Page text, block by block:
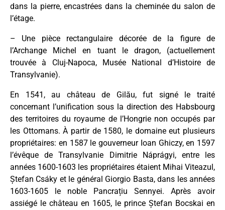
dans la pierre, encastrées dans la cheminée du salon de
l’étage.
– Une pièce rectangulaire décorée de la figure de
l’Archange Michel en tuant le dragon, (actuellement
trouvée à Cluj-Napoca, Musée National d’Histoire de
Transylvanie).
En 1541, au château de Gilău, fut signé le traité
concernant l’unification sous la direction des Habsbourg
des territoires du royaume de l’Hongrie non occupés par
les Ottomans. À partir de 1580, le domaine eut plusieurs
propriétaires: en 1587 le gouverneur Ioan Ghiczy, en 1597
l’évêque de Transylvanie Dimitrie Náprágyi, entre les
années 1600-1603 les propriétaires étaient Mihai Viteazul,
Ștefan Csáky et le général Giorgio Basta, dans les années
1603-1605 le noble Pancrațiu Sennyei. Après avoir
assiégé le château en 1605, le prince Ștefan Bocskai en